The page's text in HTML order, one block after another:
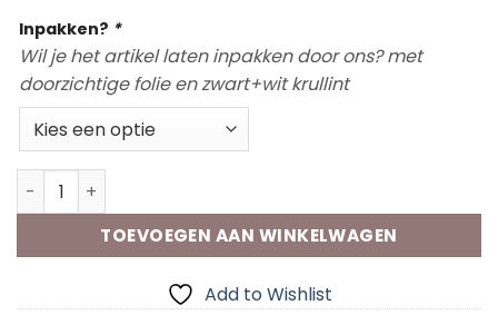
Inpakken? *
Wil je het artikel laten inpakken door ons? met
doorzichtige folie en zwart+wit krullint
Piece of Cake - Verloskundige aantal
TOEVOEGEN AAN WINKELWAGEN
Add to Wishlist